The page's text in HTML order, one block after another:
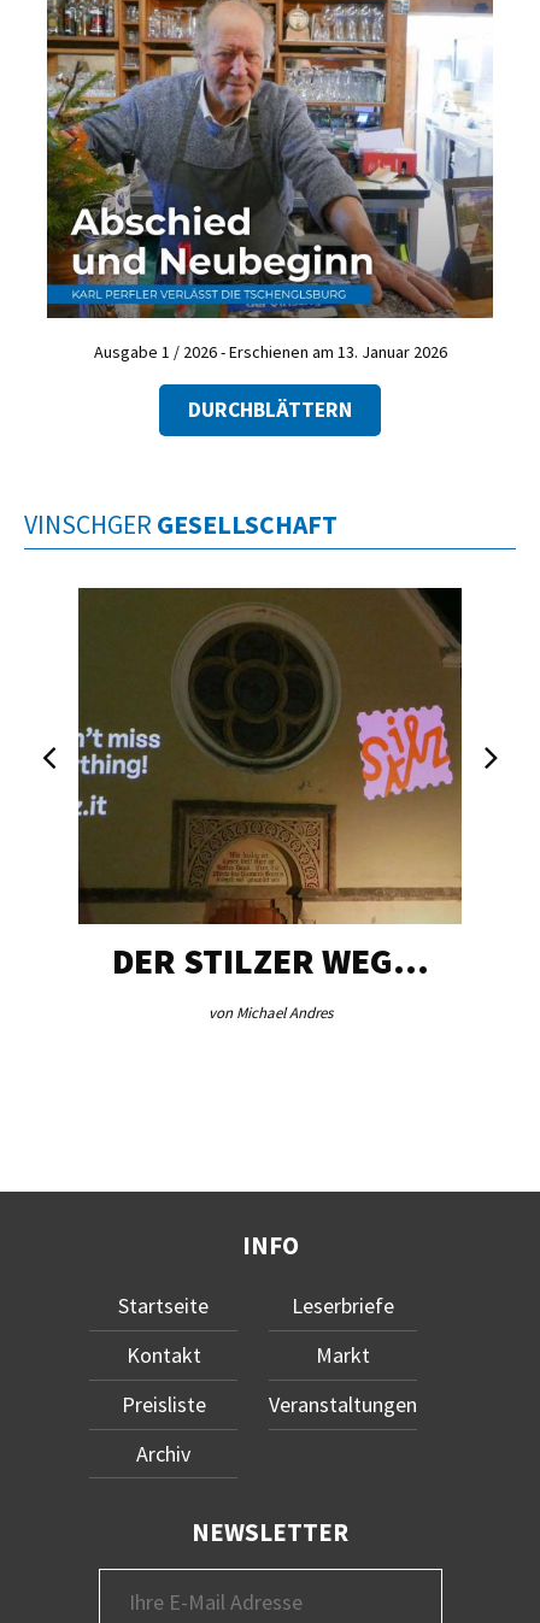
Ausgabe 1 / 2026 - Erschienen am 13. Januar 2026
DURCHBLÄTTERN
VINSCHGER GESELLSCHAFT
DER STILZER WEG…
von Michael Andres
INFO
Startseite
Kontakt
Preisliste
Archiv
Leserbriefe
Markt
Veranstaltungen
NEWSLETTER